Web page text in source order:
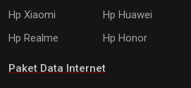
Hp Xiaomi
Hp Huawei
Hp Realme
Hp Honor
Paket Data Internet